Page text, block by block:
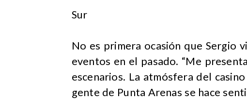
Sur
No es primera ocasión que Sergio
eventos en el pasado. “Me
escenarios. La atmósfera del
gente de Punta Arenas se hace